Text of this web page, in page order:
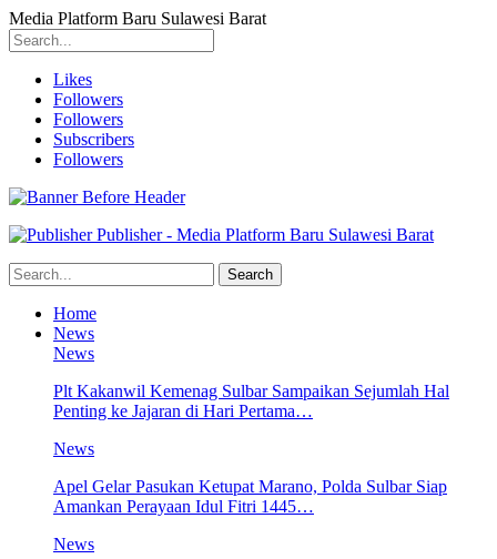
Media Platform Baru Sulawesi Barat
Likes
Followers
Followers
Subscribers
Followers
Publisher - Media Platform Baru Sulawesi Barat
Home
News
News
Plt Kakanwil Kemenag Sulbar Sampaikan Sejumlah Hal
Penting ke Jajaran di Hari Pertama…
News
Apel Gelar Pasukan Ketupat Marano, Polda Sulbar Siap
Amankan Perayaan Idul Fitri 1445…
News